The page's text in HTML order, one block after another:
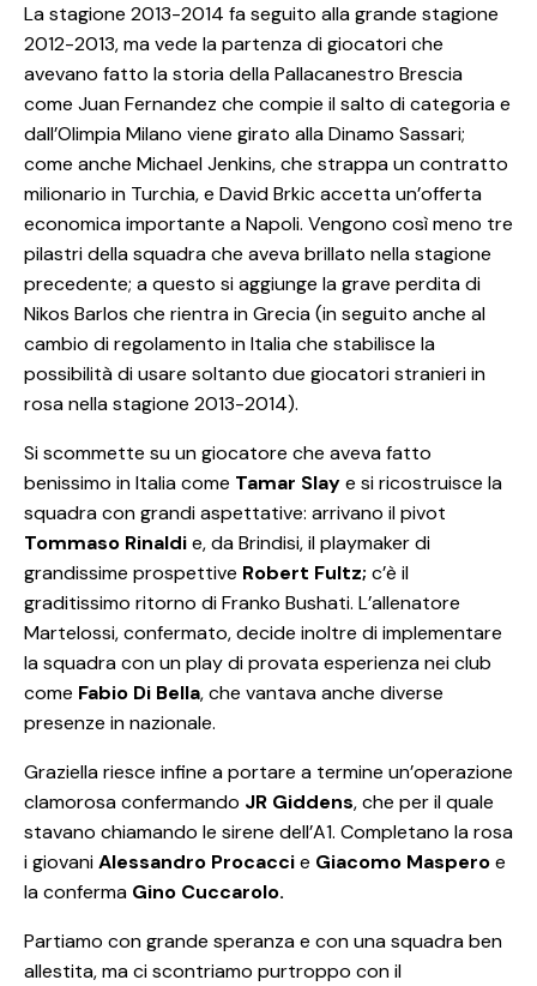
La stagione 2013-2014 fa seguito alla grande stagione
2012-2013, ma vede la partenza di giocatori che
avevano fatto la storia della Pallacanestro Brescia
come Juan Fernandez che compie il salto di categoria e
dall’Olimpia Milano viene girato alla Dinamo Sassari;
come anche Michael Jenkins, che strappa un contratto
milionario in Turchia, e David Brkic accetta un’offerta
economica importante a Napoli. Vengono così meno tre
pilastri della squadra che aveva brillato nella stagione
precedente; a questo si aggiunge la grave perdita di
Nikos Barlos che rientra in Grecia (in seguito anche al
cambio di regolamento in Italia che stabilisce la
possibilità di usare soltanto due giocatori stranieri in
rosa nella stagione 2013-2014).
Si scommette su un giocatore che aveva fatto
benissimo in Italia come Tamar Slaye si ricostruisce la
squadra con grandi aspettative: arrivano il pivot
Tommaso Rinaldie, da Brindisi, il playmaker di
grandissime prospettive Robert Fultz; c’è il
graditissimo ritorno di Franko Bushati. L’allenatore
Martelossi, confermato, decide inoltre di implementare
la squadra con un play di provata esperienza nei club
come Fabio Di Bella, che vantava anche diverse
presenze in nazionale.
Graziella riesce infine a portare a termine un’operazione
clamorosa confermando JR Giddens, che per il quale
stavano chiamando le sirene dell’A1. Completano la rosa
i giovaniAlessandro Procaccie Giacomo Masperoe
la conferma Gino Cuccarolo.
Partiamo con grande speranza e con una squadra ben
allestita, ma ci scontriamo purtroppo con il